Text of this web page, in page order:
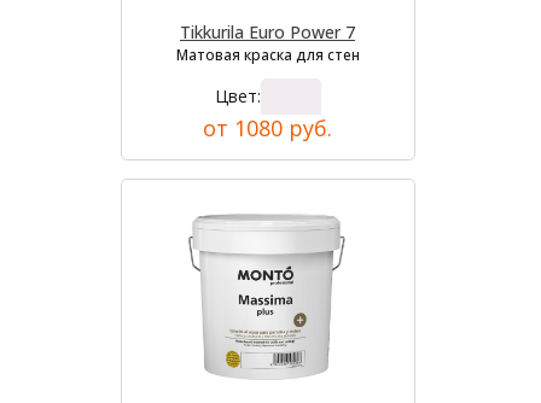
Tikkurila Euro Power 7
Матовая краска для стен
Цвет:
от 1080 руб.